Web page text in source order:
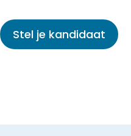
Stel je kandidaat